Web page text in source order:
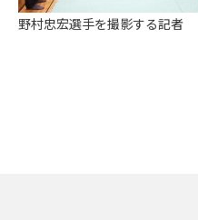
野村忠宏選手を撮影する記者